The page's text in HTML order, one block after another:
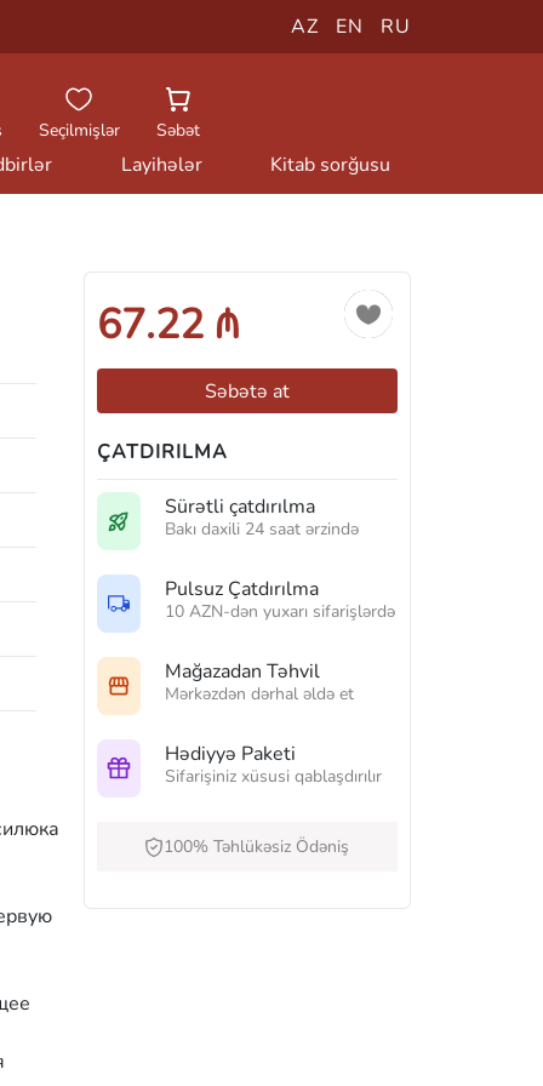
AZ EN RU
Seçilmişlər Səbət
Layihələr Kitab sorğusu
67.22 ₼
Səbətə at
ÇATDIRILMA
Sürətli çatdırılma
Bakı daxili 24 saat ərzində
Pulsuz Çatdırılma
10 AZN-dən yuxarı sifarişlərdə
Mağazadan Təhvil
Mərkəzdən dərhal əldə et
Hədiyyə Paketi
Sifarişiniz xüsusi qablaşdırılır
100% Təhlükəsiz Ödəniş